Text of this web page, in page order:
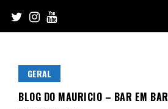
content
GERAL
BLOG DO MAURICIO – BAR EM BAR